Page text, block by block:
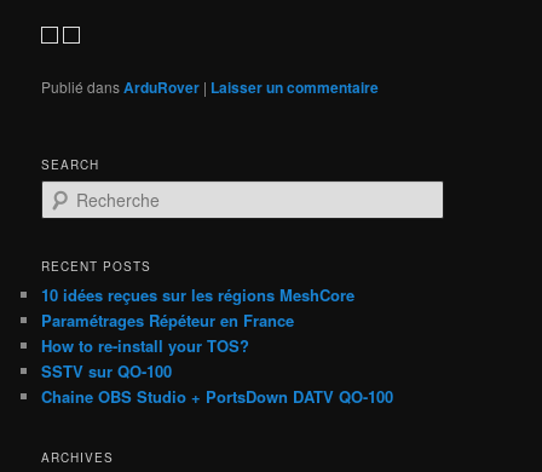
Publié dansArduRover | Laisser un commentaire
SEARCH
e
h
r
c
h
e
RECENT POSTS
10 idées reçues sur les régions MeshCore
Paramétrages Répéteur en France
How to re-install your TOS?
SSTV sur QO-100
Chaine OBS Studio + PortsDown DATV QO-100
ARCHIVES